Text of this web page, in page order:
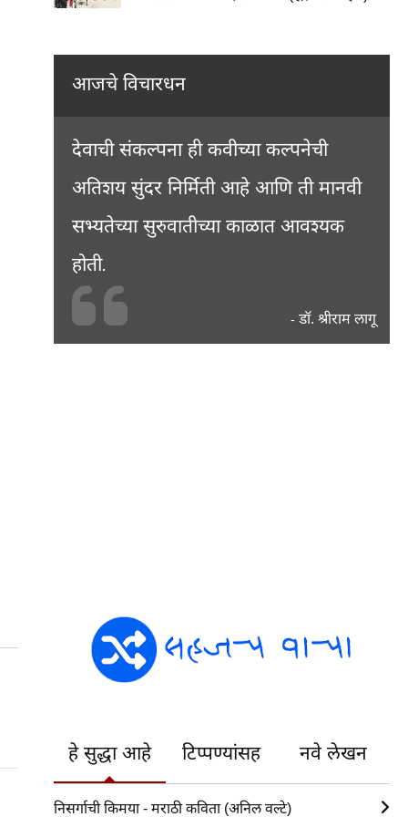
आजचे विचारधन
देवाची संकल्पना ही कवीच्या कल्पनेची
अतिशय सुंदर निर्मिती आहे आणि ती मानवी
सभ्यतेच्या सुरुवातीच्या काळात आवश्यक
होती.
- डॉ. श्रीराम लागू
हे सुद्धा आहे टिप्पण्यांसह नवे लेखन
निसर्गाची किमया - मराठी कविता (अनिल वल्टे)